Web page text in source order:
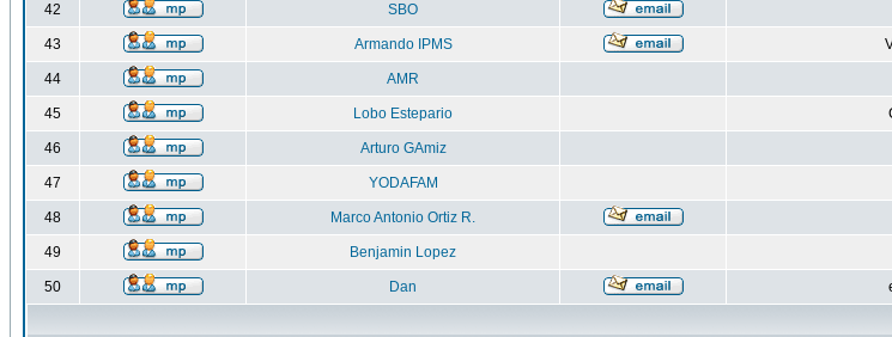
42 SBO
43 Armando IPMS
44 AMR
45 Lobo Estepario
46 Arturo GAmiz
47 YODAFAM
48 Marco Antonio Ortiz R.
49 Benjamin Lopez
50 Dan